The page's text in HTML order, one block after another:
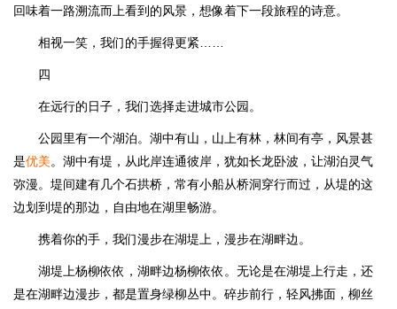
回味着一路溯流而上看到的风景，想像着下一段旅程的诗意。
相视一笑，我们的手握得更紧……
四
在远行的日子，我们选择走进城市公园。
公园里有一个湖泊。湖中有山，山上有林，林间有亭，风景甚
是优美。湖中有堤，从此岸连通彼岸，犹如长龙卧波，让湖泊灵气
弥漫。堤间建有几个石拱桥，常有小船从桥洞穿行而过，从堤的这
边划到堤的那边，自由地在湖里畅游。
携着你的手，我们漫步在湖堤上，漫步在湖畔边。
湖堤上杨柳依依，湖畔边杨柳依依。无论是在湖堤上行走，还
是在湖畔边漫步，都是置身绿柳丛中。碎步前行，轻风拂面，柳丝